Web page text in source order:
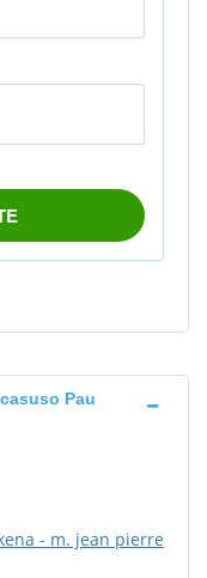
Pau
- m. jean pierre